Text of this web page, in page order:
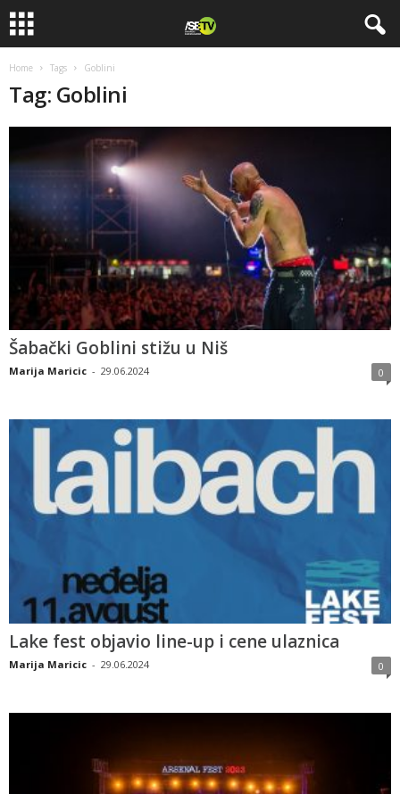
Home Tags Goblini
Tag: Goblini
Šabački Goblini stižu u Niš
Marija Maricic - 29.06.2024 0
Lake fest objavio line-up i cene ulaznica
Marija Maricic - 29.06.2024 0